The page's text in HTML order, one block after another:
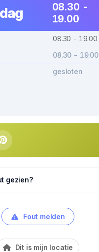
08.30 -
19.00
08.30 - 19.00
08.30 - 19.00
gesloten
gezien?
Fout melden
Dit is mijn locatie